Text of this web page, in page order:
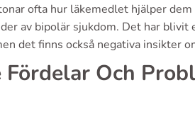
ofta hur läkemedlet hjälper
av bipolär sjukdom. Det har blivit
det finns också negativa insikter
Och